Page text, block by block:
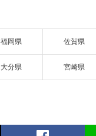
福岡県 佐賀県
大分県 宮崎県